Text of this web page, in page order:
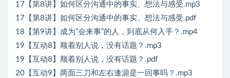
17【第8讲】如何区分沟通中的事实、想法与感受.mp3
17【第8讲】如何区分沟通中的事实、想法与感受.pdf
18【第9讲】成为“会来事”的人，到底从何入手？.mp4
19【互动8】顺着别人说，没有话题？.mp3
19【互动8】顺着别人说，没有话题？.pdf
20【互动9】两面三刀和左右逢源是一回事吗？.mp3